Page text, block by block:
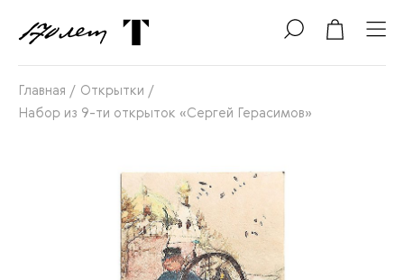
Главная / Открытки /
Набор из 9-ти открыток «Сергей Герасимов»